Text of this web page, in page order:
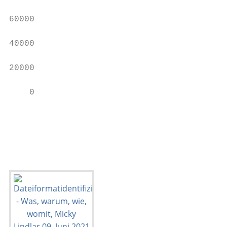
60000
40000
20000
    0